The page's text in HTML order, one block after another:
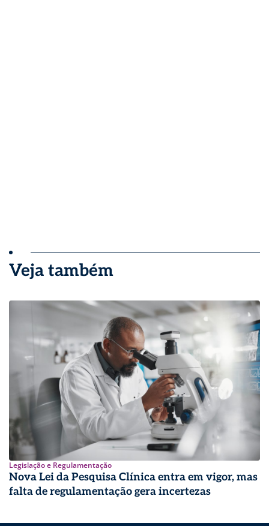
Veja também
Legislação e Regulamentação
Nova Lei da Pesquisa Clínica entra em vigor, mas
falta de regulamentação gera incertezas